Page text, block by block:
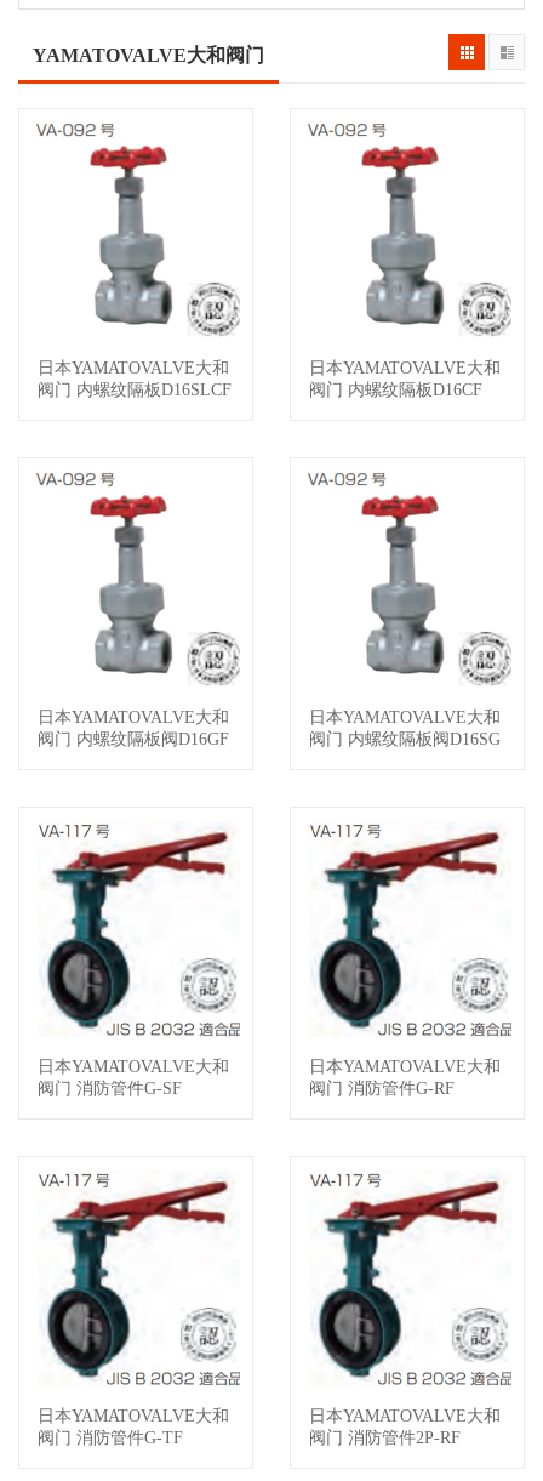
YAMATOVALVE大和阀门
查看详情
日本YAMATOVALVE大和
阀门 内螺纹隔板D16SLCF
查看详情
日本YAMATOVALVE大和
阀门 内螺纹隔板D16CF
查看详情
日本YAMATOVALVE大和
阀门 内螺纹隔板阀D16GF
查看详情
日本YAMATOVALVE大和
阀门 内螺纹隔板阀D16SG
查看详情
日本YAMATOVALVE大和
阀门 消防管件G-SF
查看详情
日本YAMATOVALVE大和
阀门 消防管件G-RF
查看详情
日本YAMATOVALVE大和
阀门 消防管件G-TF
查看详情
日本YAMATOVALVE大和
阀门 消防管件2P-RF